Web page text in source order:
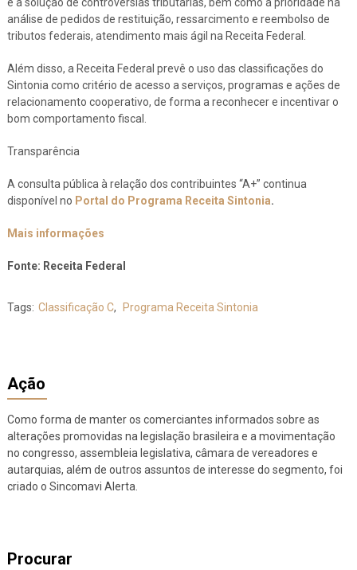
análise de pedidos de restituição, ressarcimento e reembolso de
tributos federais, atendimento mais ágil na Receita Federal.
Além disso, a Receita Federal prevê o uso das classificações do
Sintonia como critério de acesso a serviços, programas e ações de
relacionamento cooperativo, de forma a reconhecer e incentivar o
bom comportamento fiscal.
Transparência
A consulta pública à relação dos contribuintes “A+” continua
disponível no Portal do Programa Receita Sintonia.
Mais informações
Fonte: Receita Federal
Tags: Classificação C, Programa Receita Sintonia
Ação
Como forma de manter os comerciantes informados sobre as
alterações promovidas na legislação brasileira e a movimentação
no congresso, assembleia legislativa, câmara de vereadores e
autarquias, além de outros assuntos de interesse do segmento, foi
criado o Sincomavi Alerta.
Procurar